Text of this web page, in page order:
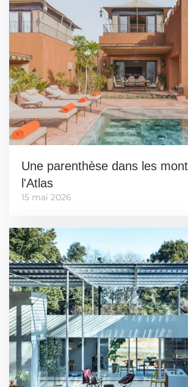
Une parenthèse dans les
l'Atlas
15 mai 2026